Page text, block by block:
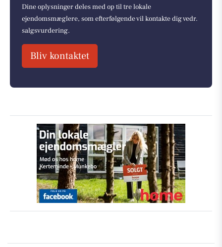
Dine oplysninger deles med op til tre lokale
ejendomsmæglere, som efterfølgende vil kontakte dig vedr.
salgsvurdering.
Bliv kontaktet